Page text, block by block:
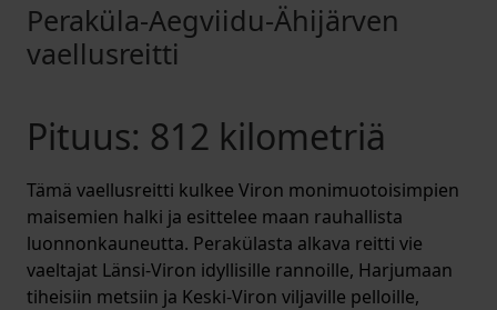
Peraküla-Aegviidu-Ähijärven
vaellusreitti
Pituus: 812 kilometriä
Tämä vaellusreitti kulkee Viron monimuotoisimpien
maisemien halki ja esittelee maan rauhallista
luonnonkauneutta. Perakülasta alkava reitti vie
vaeltajat Länsi-Viron idyllisille rannoille, Harjumaan
tiheisiin metsiin ja Keski-Viron viljaville pelloille,